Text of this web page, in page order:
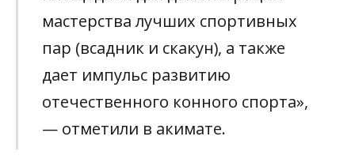
мастерства лучших спортивных
пар (всадник и скакун), а также
дает импульс развитию
отечественного конного спорта»,
— отметили в акимате.